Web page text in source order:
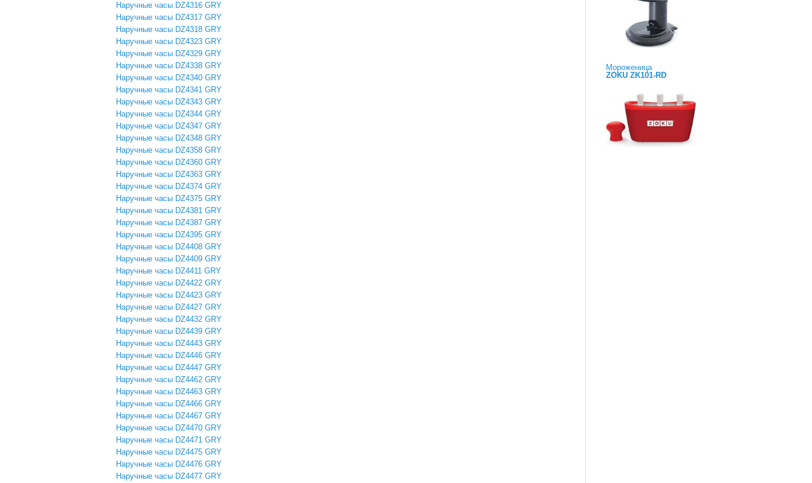
Наручные часы DZ4316 GRY
Наручные часы DZ4317 GRY
Наручные часы DZ4318 GRY
Наручные часы DZ4323 GRY
Наручные часы DZ4329 GRY
Наручные часы DZ4338 GRY
Наручные часы DZ4340 GRY
Наручные часы DZ4341 GRY
Наручные часы DZ4343 GRY
Наручные часы DZ4344 GRY
Наручные часы DZ4347 GRY
Наручные часы DZ4348 GRY
Наручные часы DZ4358 GRY
Наручные часы DZ4360 GRY
Наручные часы DZ4363 GRY
Наручные часы DZ4374 GRY
Наручные часы DZ4375 GRY
Наручные часы DZ4381 GRY
Наручные часы DZ4387 GRY
Наручные часы DZ4395 GRY
Наручные часы DZ4408 GRY
Наручные часы DZ4409 GRY
Наручные часы DZ4411 GRY
Наручные часы DZ4422 GRY
Наручные часы DZ4423 GRY
Наручные часы DZ4427 GRY
Наручные часы DZ4432 GRY
Наручные часы DZ4439 GRY
Наручные часы DZ4443 GRY
Наручные часы DZ4446 GRY
Наручные часы DZ4447 GRY
Наручные часы DZ4462 GRY
Наручные часы DZ4463 GRY
Наручные часы DZ4466 GRY
Наручные часы DZ4467 GRY
Наручные часы DZ4470 GRY
Наручные часы DZ4471 GRY
Наручные часы DZ4475 GRY
Наручные часы DZ4476 GRY
Наручные часы DZ4477 GRY
Мороженица
ZOKU ZK101-RD